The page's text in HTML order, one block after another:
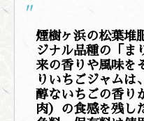
煙樹ヶ浜の松葉堆
ジナル品種の「ま
来の香りや風味を
りいちごジャムは
醇ないちごの香り
肉）の食感を残し